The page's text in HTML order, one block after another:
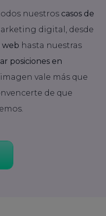
nuestros casos de
digital, desde
web hasta nuestras
posiciones en
vale más que
de que